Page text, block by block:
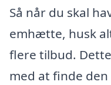
Så når du skal
emhætte, husk
flere tilbud.
med at finde